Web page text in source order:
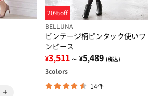
20%off
BELLUNA
ビンテージ柄ピンタック使いワ
ンピース
¥3,511 ～ ¥5,489 (税込)
3colors
14件